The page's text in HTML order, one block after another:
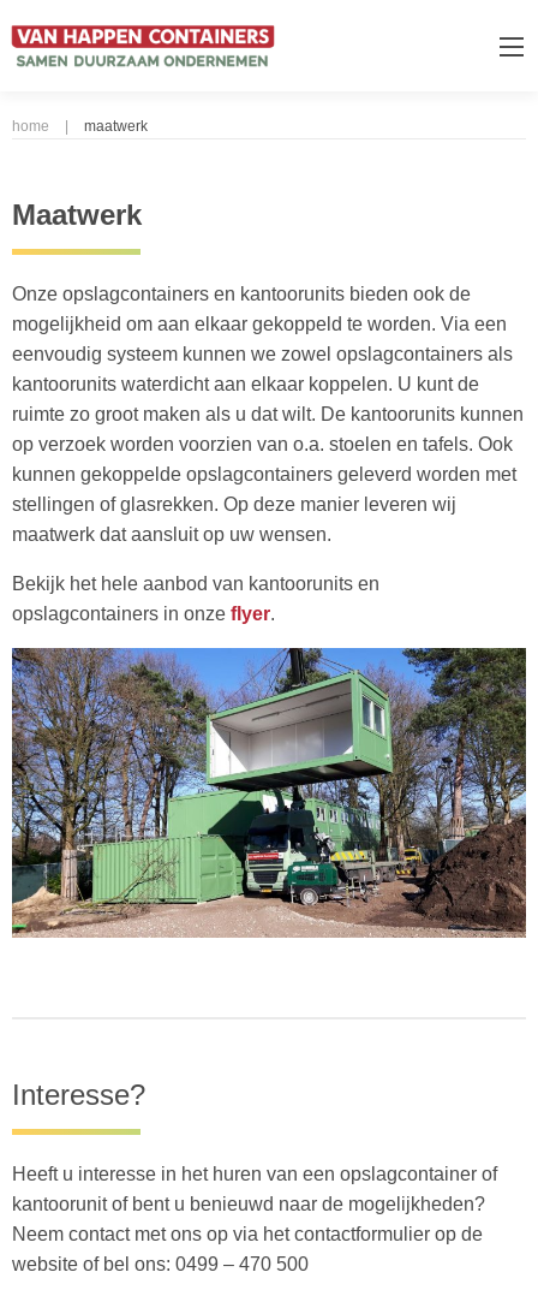
home maatwerk
Maatwerk
Onze opslagcontainers en kantoorunits bieden ook de
mogelijkheid om aan elkaar gekoppeld te worden. Via een
eenvoudig systeem kunnen we zowel opslagcontainers als
kantoorunits waterdicht aan elkaar koppelen. U kunt de
ruimte zo groot maken als u dat wilt. De kantoorunits kunnen
op verzoek worden voorzien van o.a. stoelen en tafels. Ook
kunnen gekoppelde opslagcontainers geleverd worden met
stellingen of glasrekken. Op deze manier leveren wij
maatwerk dat aansluit op uw wensen.
Bekijk het hele aanbod van kantoorunits en
opslagcontainers in onze flyer.
Interesse?
Heeft u interesse in het huren van een opslagcontainer of
kantoorunit of bent u benieuwd naar de mogelijkheden?
Neem contact met ons op via het contactformulier op de
website of bel ons: 0499 – 470 500